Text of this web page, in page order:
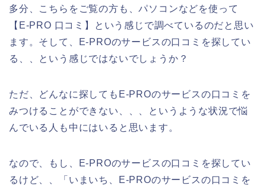
多分、こちらをご覧の方も、パソコンなどを使って
【E-PRO 口コミ】という感じで調べているのだと思い
ます。そして、E-PROのサービスの口コミを探してい
る、、という感じではないでしょうか？
ただ、どんなに探してもE-PROのサービスの口コミを
みつけることができない、、、というような状況で悩
んでいる人も中にはいると思います。
なので、もし、E-PROのサービスの口コミを探してい
るけど、、「いまいち、E-PROのサービスの口コミを